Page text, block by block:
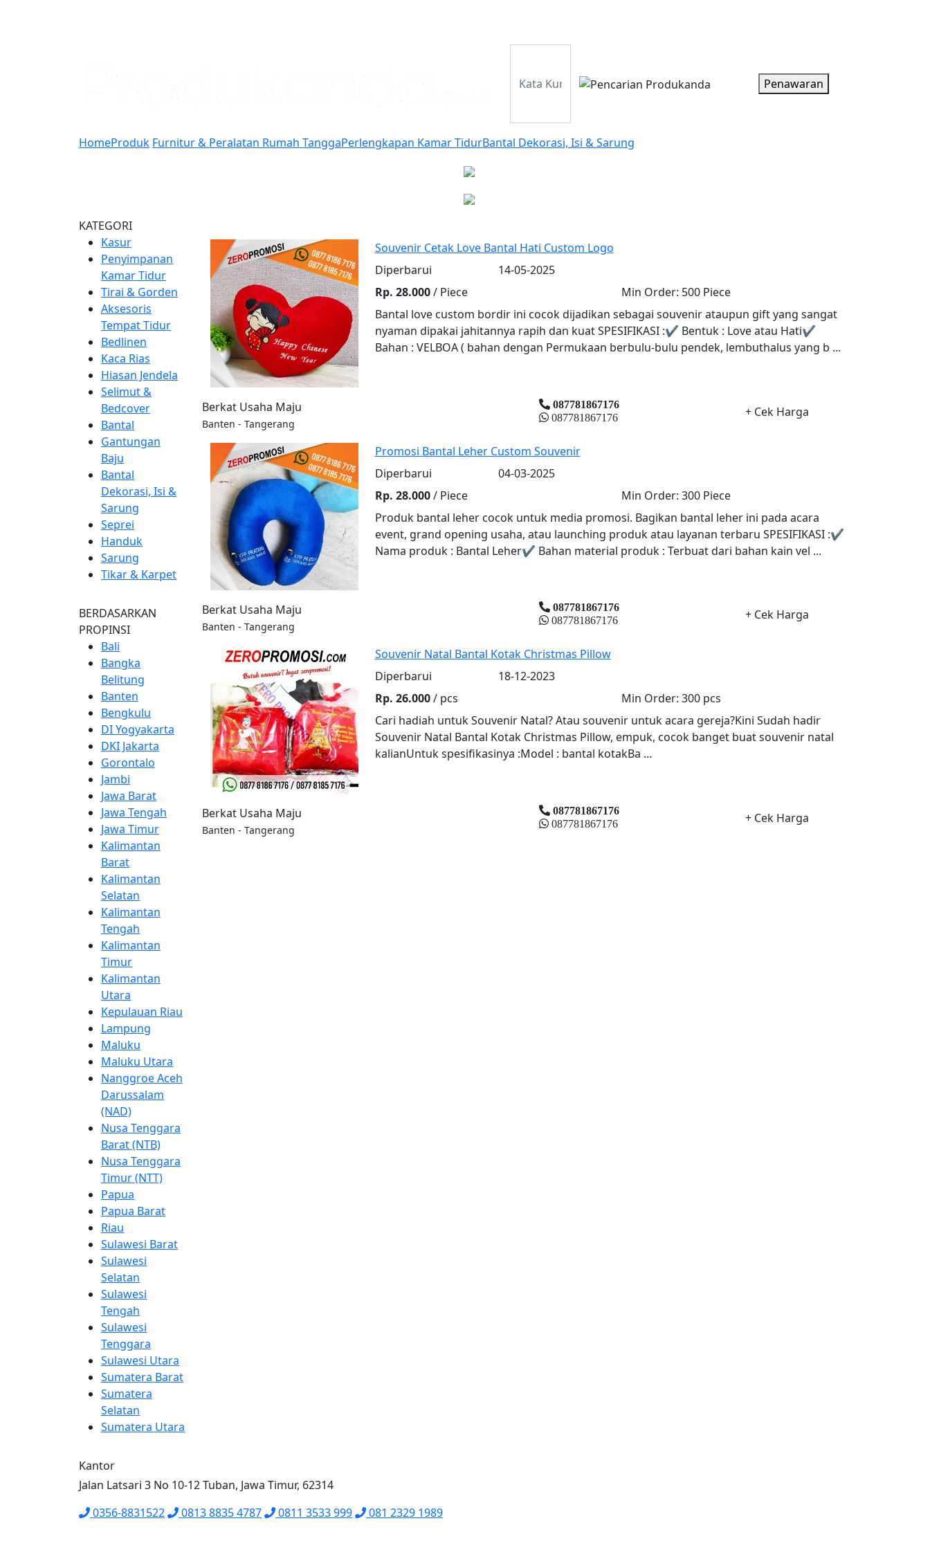
Penawaran
HomeProduk Furnitur & Peralatan Rumah TanggaPerlengkapan Kamar TidurBantal Dekorasi, Isi & Sarung
Souvenir Cetak Love Bantal Hati Custom Logo
Diperbarui
14-05-2025
Rp. 28.000/ Piece Min Order: 500 Piece
Bantal love custom bordir ini cocok dijadikan sebagai souvenir ataupun gift yang sangat
nyaman dipakai jahitannya rapih dan kuat SPESIFIKASI :✔ Bentuk : Love atau Hati✔
Bahan : VELBOA ( bahan dengan Permukaan berbulu-bulu pendek, lembuthalus yang b ...
Berkat Usaha Maju
Banten - Tangerang
087781867176
087781867176
+ Cek Harga
Promosi Bantal Leher Custom Souvenir
Diperbarui
04-03-2025
Rp. 28.000/ Piece Min Order: 300 Piece
Produk bantal leher cocok untuk media promosi. Bagikan bantal leher ini pada acara
event, grand opening usaha, atau launching produk atau layanan terbaru SPESIFIKASI :✔
Nama produk : Bantal Leher✔ Bahan material produk : Terbuat dari bahan kain vel ...
Berkat Usaha Maju
Banten - Tangerang
087781867176
087781867176
+ Cek Harga
Souvenir Natal Bantal Kotak Christmas Pillow
Diperbarui
18-12-2023
Rp. 26.000/ pcs Min Order: 300 pcs
Cari hadiah untuk Souvenir Natal? Atau souvenir untuk acara gereja?Kini Sudah hadir
Souvenir Natal Bantal Kotak Christmas Pillow, empuk, cocok banget buat souvenir natal
kalianUntuk spesifikasinya :Model : bantal kotakBa ...
Berkat Usaha Maju
Banten - Tangerang
087781867176
087781867176
+ Cek Harga
KATEGORI
Kasur
Penyimpanan
Kamar Tidur
Tirai & Gorden
Aksesoris
Tempat Tidur
Bedlinen
Kaca Rias
Hiasan Jendela
Selimut &
Bedcover
Bantal
Gantungan
Baju
Bantal
Dekorasi, Isi &
Sarung
Seprei
Handuk
Sarung
Tikar & Karpet
BERDASARKAN
PROPINSI
Bali
Bangka
Belitung
Banten
Bengkulu
DI Yogyakarta
DKI Jakarta
Gorontalo
Jambi
Jawa Barat
Jawa Tengah
Jawa Timur
Kalimantan
Barat
Kalimantan
Selatan
Kalimantan
Tengah
Kalimantan
Timur
Kalimantan
Utara
Kepulauan Riau
Lampung
Maluku
Maluku Utara
Nanggroe Aceh
Darussalam
(NAD)
Nusa Tenggara
Barat (NTB)
Nusa Tenggara
Timur (NTT)
Papua
Papua Barat
Riau
Sulawesi Barat
Sulawesi
Selatan
Sulawesi
Tengah
Sulawesi
Tenggara
Sulawesi Utara
Sumatera Barat
Sumatera
Selatan
Sumatera Utara
Kantor
Jalan Latsari 3 No 10-12 Tuban, Jawa Timur, 62314
0356-8831522
0813 8835 4787 0811 3533 999 081 2329 1989